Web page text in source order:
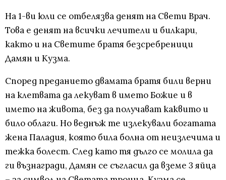
На 1-ви юли се отбелязва денят на Свети Врач.
Това е денят на всички лечители и билкари,
както и на Светите братя безсребреници
Дамян и Кузма.
Според преданието двамата братя били верни
на клетвата да лекуват в името Божие и в
името на живота, без да получават каквито и
било облаги. Но веднъж те излекували богатата
жена Паладия, която била болна от неизлечима и
тежка болест. След като тя дълго се молила да
ги възнагради, Дамян се съгласил да вземе 3 яйца